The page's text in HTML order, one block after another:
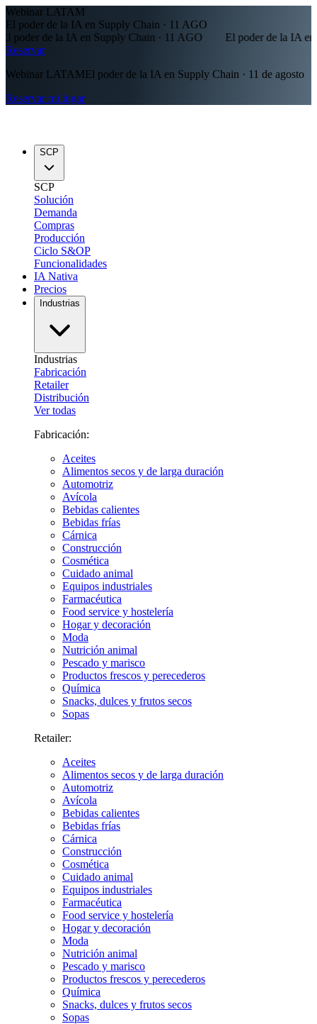
Webinar LATAM
El poder de la IA en Supply Chain · 11 AGO
de la IA en Supply Chain · 11 AGO
El poder de la IA en
Reservar
Webinar LATAMEl poder de la IA en Supply Chain · 11 de agosto
Reservar mi lugar
SCP
SCP
Solución
Demanda
Compras
Producción
Ciclo S&OP
Funcionalidades
IA Nativa
Precios
Industrias
Industrias
Fabricación
Retailer
Distribución
Ver todas
Fabricación:
Aceites
Alimentos secos y de larga duración
Automotriz
Avícola
Bebidas calientes
Bebidas frías
Cárnica
Construcción
Cosmética
Cuidado animal
Equipos industriales
Farmacéutica
Food service y hostelería
Hogar y decoración
Moda
Nutrición animal
Pescado y marisco
Productos frescos y perecederos
Química
Snacks, dulces y frutos secos
Sopas
Retailer:
Aceites
Alimentos secos y de larga duración
Automotriz
Avícola
Bebidas calientes
Bebidas frías
Cárnica
Construcción
Cosmética
Cuidado animal
Equipos industriales
Farmacéutica
Food service y hostelería
Hogar y decoración
Moda
Nutrición animal
Pescado y marisco
Productos frescos y perecederos
Química
Snacks, dulces y frutos secos
Sopas